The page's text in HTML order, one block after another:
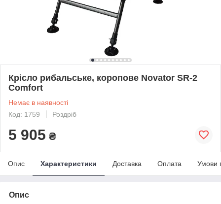
Крісло рибальське, коропове Novator SR-2
Comfort
Немає в наявності
Код: 1759
Роздріб
5 905 ₴
Опис Характеристики Доставка Оплата Умови
Опис